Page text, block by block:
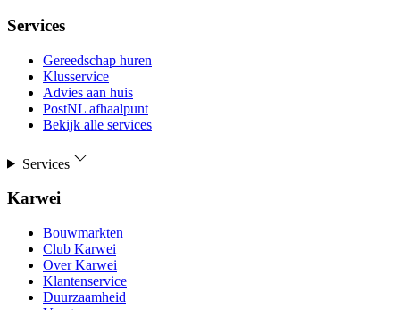
Services
Gereedschap huren
Klusservice
Advies aan huis
PostNL afhaalpunt
Bekijk alle services
Services
Karwei
Bouwmarkten
Club Karwei
Over Karwei
Klantenservice
Duurzaamheid